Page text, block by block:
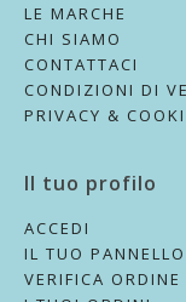
LE MARCHE
CHI SIAMO
CONTATTACI
CONDIZIONI DI
PRIVACY &
Il tuo profilo
ACCEDI
IL TUO PANNELLO
VERIFICA ORDINE